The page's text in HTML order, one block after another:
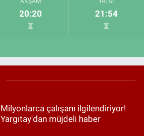
20:20 21:54
Milyonlarca çalışanı ilgilendiriyor!
Yargıtay'dan müjdeli haber